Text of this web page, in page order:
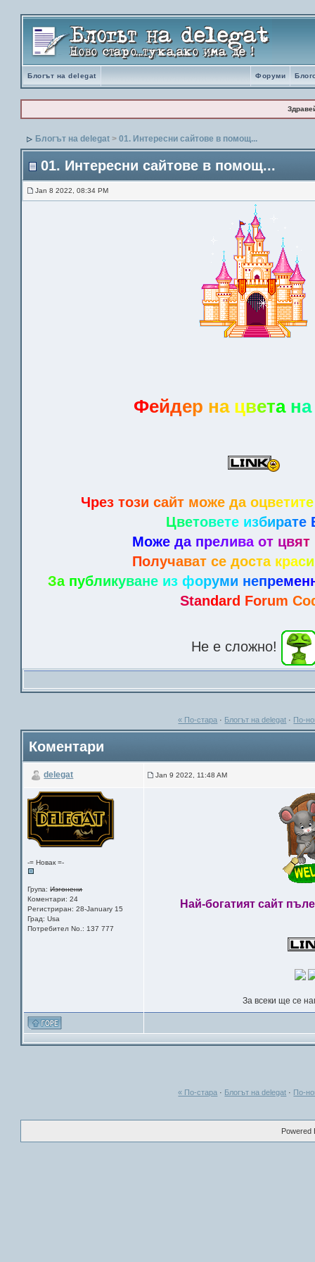
Блогът на delegat Форуми
Блогът на delegat >01. Интересни сайтове в помощ...
01. Интересни сайтове в помощ...
Jan 8 2022, 08:34 PM
Фейдер на цвета на
Чрез този сайт може да оцветите
Цветовете избирате
Може да прелива от цвят
Получават се доста краси
За публикуване из форуми непремен
Standard Forum Co
Не е сложно!
« По-стара · Блогът на delegat · По-
Коментари
delegat Jan 9 2022, 11:48 AM
-= Новак =-
Група:Изгонени
Коментари: 24
Регистриран: 28-January 15
Град: Usa
Потребител No.: 137 777
Най-богатият сайт
За всеки ще се
« По-стара · Блогът на delegat · По-
Powered